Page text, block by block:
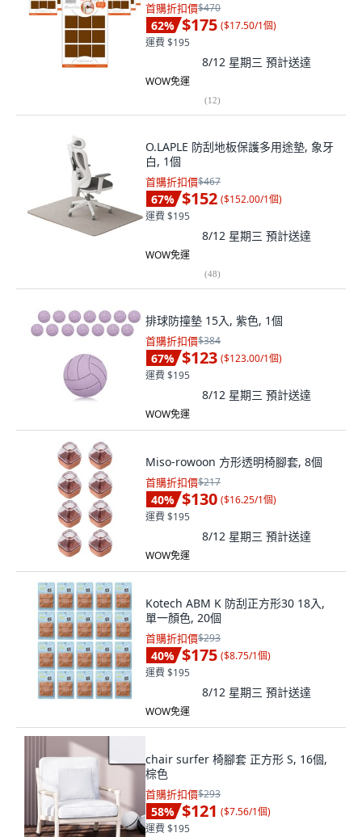
首購折扣價$470
62% $175 ($17.50/1個)
運費 $195
8/12 星期三 預計送達
WOW免運
(12)
O.LAPLE 防刮地板保護多用途墊, 象牙
白, 1個
首購折扣價$467
67% $152 ($152.00/1個)
運費 $195
8/12 星期三 預計送達
WOW免運
(48)
排球防撞墊 15入, 紫色, 1個
首購折扣價$384
67% $123 ($123.00/1個)
運費 $195
8/12 星期三 預計送達
WOW免運
Miso-rowoon 方形透明椅腳套, 8個
首購折扣價$217
40% $130 ($16.25/1個)
運費 $195
8/12 星期三 預計送達
WOW免運
Kotech ABM K 防刮正方形30 18入,
單一顏色, 20個
首購折扣價$293
40% $175 ($8.75/1個)
運費 $195
8/12 星期三 預計送達
WOW免運
chair surfer 椅腳套 正方形 S, 16個,
棕色
首購折扣價$293
58% $121 ($7.56/1個)
運費 $195